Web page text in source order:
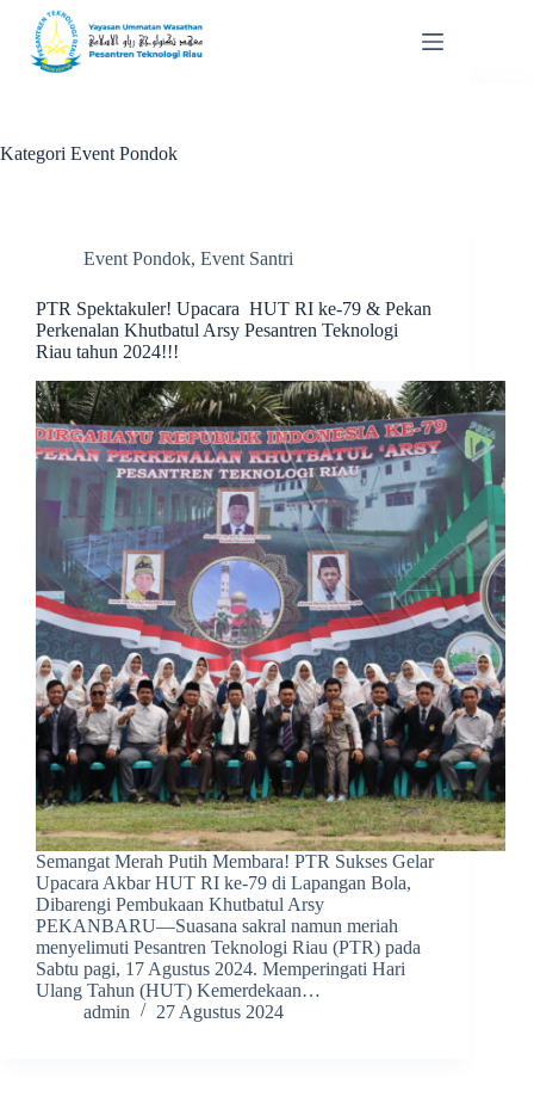
content
Kategori Event Pondok
Event Pondok, Event Santri
PTR Spektakuler! Upacara HUT RI ke-79 & Pekan
Perkenalan Khutbatul Arsy Pesantren Teknologi
Riau tahun 2024!!!
Semangat Merah Putih Membara! PTR Sukses Gelar
Upacara Akbar HUT RI ke-79 di Lapangan Bola,
Dibarengi Pembukaan Khutbatul Arsy
PEKANBARU—Suasana sakral namun meriah
menyelimuti Pesantren Teknologi Riau (PTR) pada
Sabtu pagi, 17 Agustus 2024. Memperingati Hari
Ulang Tahun (HUT) Kemerdekaan…
admin
27 Agustus 2024